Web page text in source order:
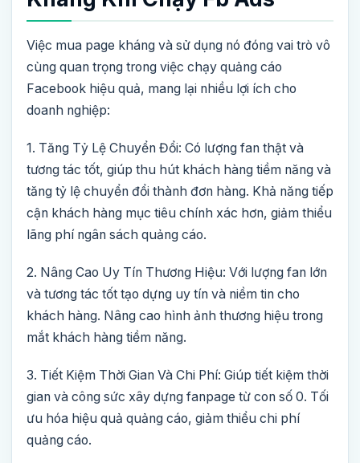
Việc mua page kháng và sử dụng nó đóng vai trò vô
cùng quan trọng trong việc chạy quảng cáo
Facebook hiệu quả, mang lại nhiều lợi ích cho
doanh nghiệp:
1. Tăng Tỷ Lệ Chuyển Đổi: Có lượng fan thật và
tương tác tốt, giúp thu hút khách hàng tiềm năng và
tăng tỷ lệ chuyển đổi thành đơn hàng. Khả năng tiếp
cận khách hàng mục tiêu chính xác hơn, giảm thiểu
lãng phí ngân sách quảng cáo.
2. Nâng Cao Uy Tín Thương Hiệu: Với lượng fan lớn
và tương tác tốt tạo dựng uy tín và niềm tin cho
khách hàng. Nâng cao hình ảnh thương hiệu trong
mắt khách hàng tiềm năng.
3. Tiết Kiệm Thời Gian Và Chi Phí: Giúp tiết kiệm thời
gian và công sức xây dựng fanpage từ con số 0. Tối
ưu hóa hiệu quả quảng cáo, giảm thiểu chi phí
quảng cáo.